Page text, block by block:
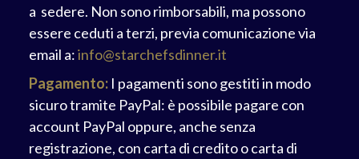
a sedere. Non sono rimborsabili, ma possono
essere ceduti a terzi, previa comunicazione via
email a:info@starchefsdinner.it
Pagamento: I pagamenti sono gestiti in modo
sicuro tramite PayPal: è possibile pagare con
account PayPal oppure, anche senza
registrazione, con carta di credito o carta di